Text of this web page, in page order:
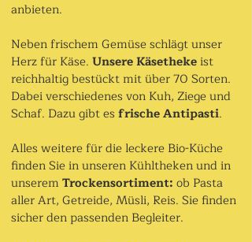
anbieten.
Neben frischem Gemüse schlägt unser
Herz für Käse. Unsere Käsethekeist
reichhaltig bestückt mit über 70 Sorten.
Dabei verschiedenes von Kuh, Ziege und
Schaf. Dazu gibt es frische Antipasti.
Alles weitere für die leckere Bio-Küche
finden Sie in unseren Kühltheken und in
unserem Trockensortiment: ob Pasta
aller Art, Getreide, Müsli, Reis. Sie finden
sicher den passenden Begleiter.